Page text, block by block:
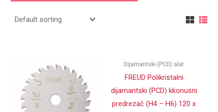
Dijamantski (PCD) alat
FREUD Polikristalni
dijamantski (PCD) kkonusni
predrezač (H4 – H6) 120 x